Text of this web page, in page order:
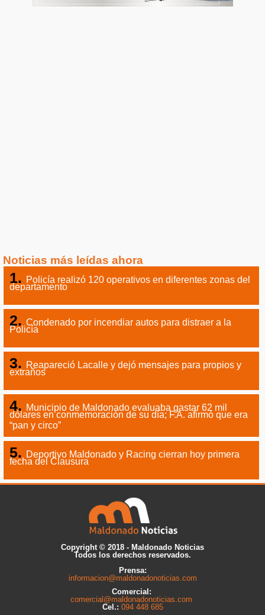
Noticias más leídas ahora
Policía realizó 120 operativos en diferentes zonas del
departamento
Condenado por incendiar autos para distraer a la
Policía
Reapareció Lacalle y dejó mensajes para propios y
extraños
Municipio de Maldonado evaluaba gastar 62 mil
dólares en conmemoración de su día; F.A. afirmó que era
“pan y circo”
Deportivo Maldonado y Racing cierran hoy primera
fecha del Clausura
Copyright © 2018 - Maldonado Noticias
Todos los derechos reservados.
Prensa:
informacion@maldonadonoticias.com
Comercial:
comercial@maldonadonoticias.com
Cel.: 094 448 685